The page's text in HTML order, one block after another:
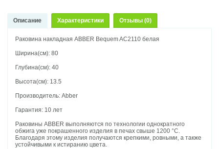
Описание Характеристики Отзывы (0)
Раковина накладная ABBER Bequem AC2110 белая
Ширина(см): 80
Глубина(см): 40
Высота(см): 13.5
Производитель: Abber
Гарантия: 10 лет
Раковины ABBER выполняются по технологии однократного
обжига уже покрашенного изделия в печах свыше 1200 °C.
Благодаря этому изделия получаются крепкими, ровными, а также
устойчивыми к истиранию цвета.